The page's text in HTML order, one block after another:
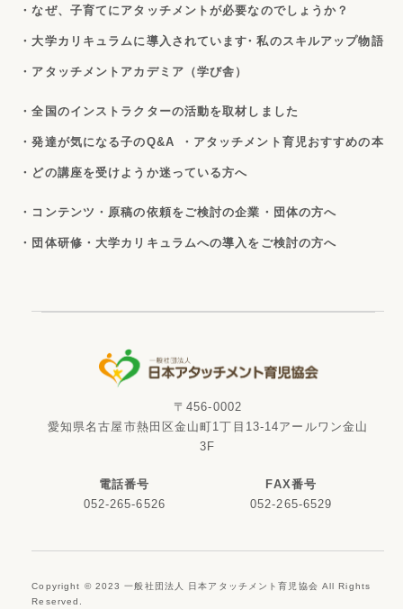
・なぜ、子育てにアタッチメントが必要なのでしょうか？
・大学カリキュラムに導入されています・私のスキルアップ物語
・アタッチメントアカデミア（学び舎）
・全国のインストラクターの活動を取材しました
・発達が気になる子のQ&A ・アタッチメント育児おすすめの本
・どの講座を受けようか迷っている方へ
・コンテンツ・原稿の依頼をご検討の企業・団体の方へ
・団体研修・大学カリキュラムへの導入をご検討の方へ
〒456-0002
愛知県名古屋市熱田区金山町1丁目13-14アールワン金山
3F
電話番号
052-265-6526
FAX番号
052-265-6529
Copyright © 2023 一般社団法人 日本アタッチメント育児協会 All Rights
Reserved.